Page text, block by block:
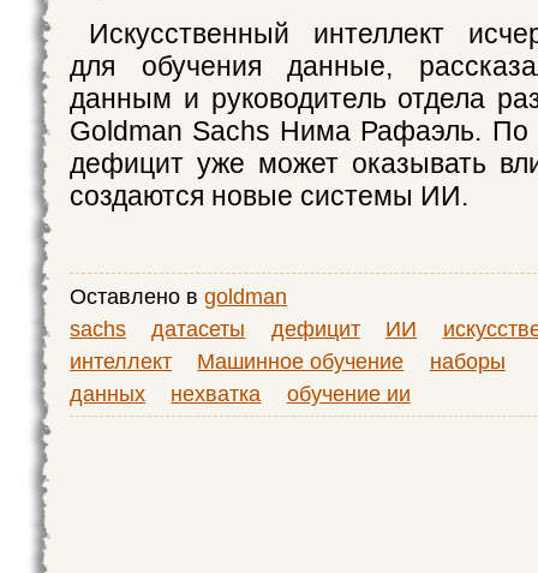
Искусственный интеллект
для обучения данные,
данным и руководитель отдела
Goldman Sachs Нима Рафаэль. По
дефицит уже может оказывать
создаются новые системы ИИ.
Оставлено в goldman
sachs
датасеты дефицит ИИ
интеллект
Машинное обучение
наборы
данных
нехватка обучение ии